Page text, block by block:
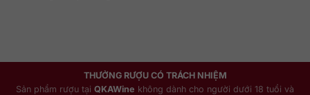
THƯỞNG RƯỢU CÓ TRÁCH NHIỆM
Sản phẩm rượu tại QKAWine không dành cho người dưới 18 tuổi và